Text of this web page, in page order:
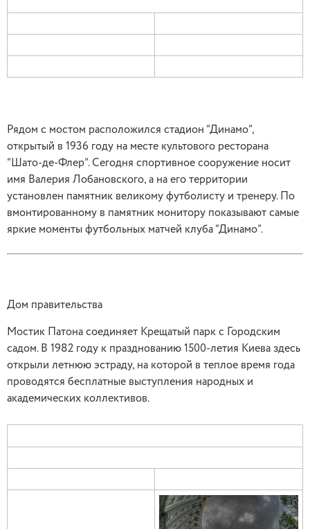
Рядом с мостом расположился стадион “Динамо”,
открытый в 1936 году на месте культового ресторана
“Шато-де-Флер”. Сегодня спортивное сооружение носит
имя Валерия Лобановского, а на его территории
установлен памятник великому футболисту и тренеру. По
вмонтированному в памятник монитору показывают самые
яркие моменты футбольных матчей клуба “Динамо”.
Дом правительства
Мостик Патона соединяет Крещатый парк с Городским
садом. В 1982 году к празднованию 1500-летия Киева здесь
открыли летнюю эстраду, на которой в теплое время года
проводятся бесплатные выступления народных и
академических коллективов.